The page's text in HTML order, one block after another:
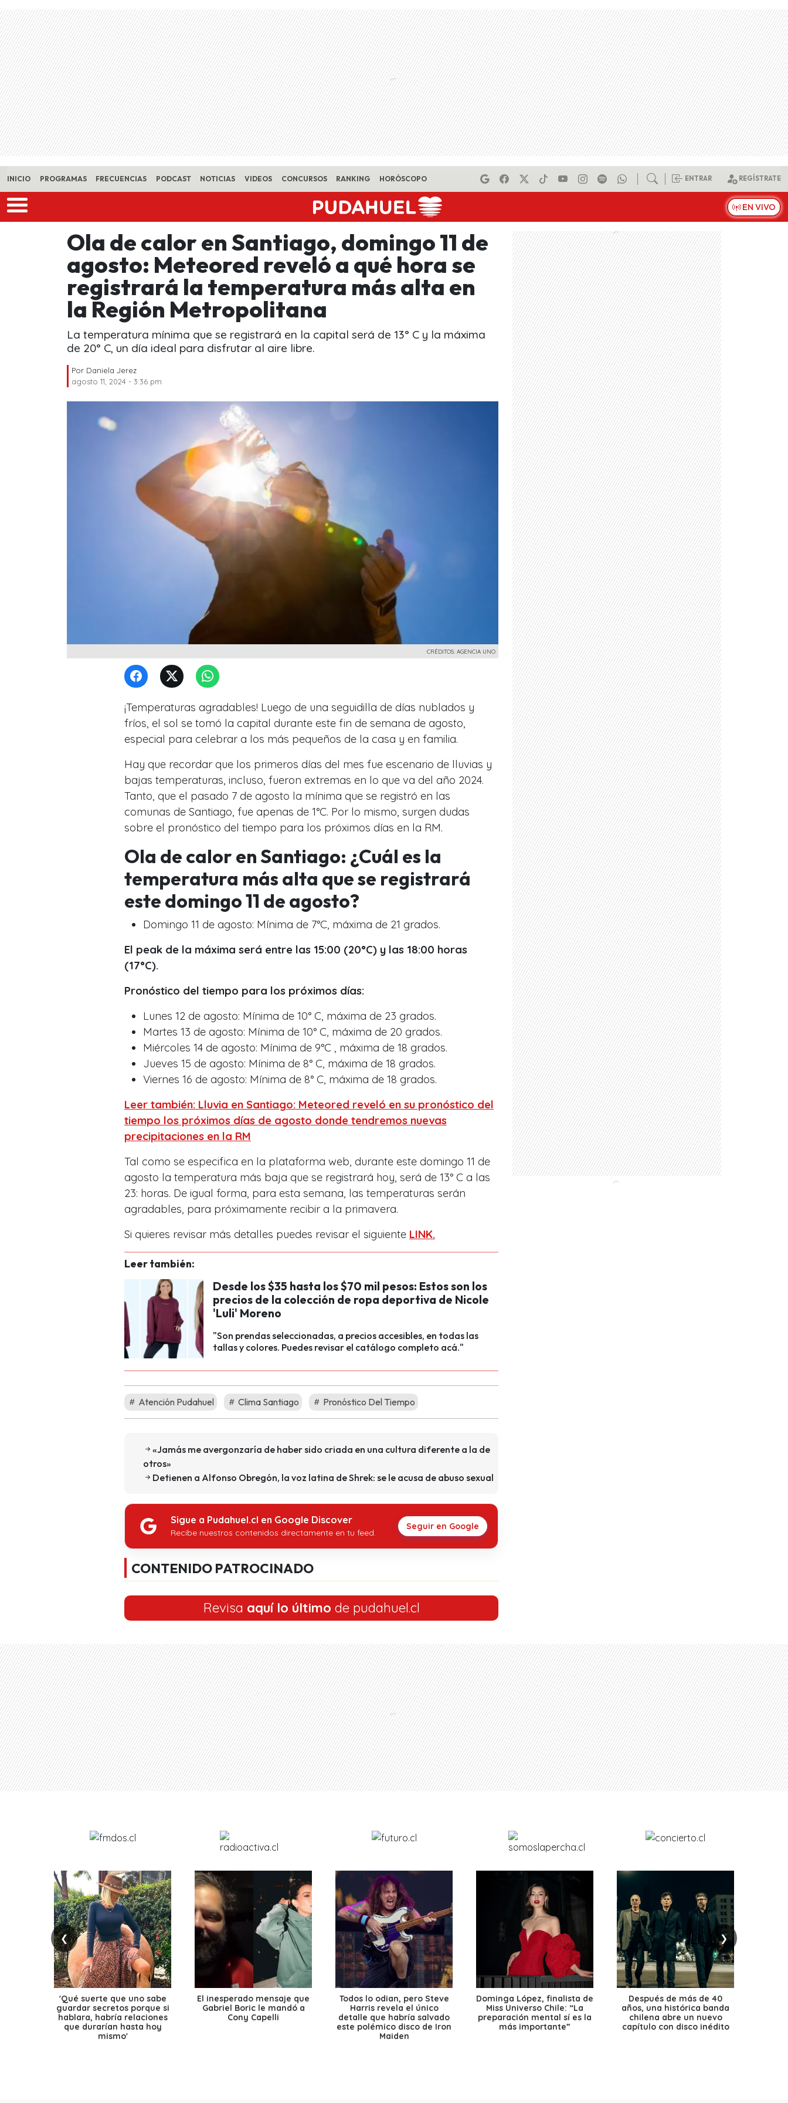
Skip to main content
INICIO PROGRAMAS FRECUENCIAS PODCAST NOTICIAS VIDEOS CONCURSOS RANKING HORÓSCOPO ENTRAR REGÍSTRATE
EN VIVO
Ola de calor en Santiago, domingo 11 de
agosto: Meteored reveló a qué hora se
registrará la temperatura más alta en
la Región Metropolitana
La temperatura mínima que se registrará en la capital será de 13° C y la máxima
de 20° C, un día ideal para disfrutar al aire libre.
Por Daniela Jerez
agosto 11, 2024 - 3:36 pm
CRÉDITOS: AGENCIA UNO
¡Temperaturas agradables! Luego de una seguidilla de días nublados y
fríos, el sol se tomó la capital durante este fin de semana de agosto,
especial para celebrar a los más pequeños de la casa y en familia.
Hay que recordar que los primeros días del mes fue escenario de lluvias y
bajas temperaturas, incluso, fueron extremas en lo que va del año 2024.
Tanto, que el pasado 7 de agosto la mínima que se registró en las
comunas de Santiago, fue apenas de 1°C. Por lo mismo, surgen dudas
sobre el pronóstico del tiempo para los próximos días en la RM.
Ola de calor en Santiago: ¿Cuál es la
temperatura más alta que se registrará
este domingo 11 de agosto?
Domingo 11 de agosto: Mínima de 7°C, máxima de 21 grados.
El peak de la máxima será entre las 15:00 (20°C) y las 18:00 horas
(17°C).
Pronóstico del tiempo para los próximos días:
Lunes 12 de agosto: Mínima de 10° C, máxima de 23 grados.
Martes 13 de agosto: Mínima de 10° C, máxima de 20 grados.
Miércoles 14 de agosto: Mínima de 9°C , máxima de 18 grados.
Jueves 15 de agosto: Mínima de 8° C, máxima de 18 grados.
Viernes 16 de agosto: Mínima de 8° C, máxima de 18 grados.
Leer también: Lluvia en Santiago: Meteored reveló en su pronóstico del
tiempo los próximos días de agosto donde tendremos nuevas
precipitaciones en la RM
Tal como se especifica en la plataforma web, durante este domingo 11 de
agosto la temperatura más baja que se registrará hoy, será de 13° C a las
23: horas. De igual forma, para esta semana, las temperaturas serán
agradables, para próximamente recibir a la primavera.
Si quieres revisar más detalles puedes revisar el siguiente LINK.
Leer también:
Desde los $35 hasta los $70 mil pesos: Estos son los
precios de la colección de ropa deportiva de Nicole
'Luli' Moreno
"Son prendas seleccionadas, a precios accesibles, en todas las
tallas y colores. Puedes revisar el catálogo completo acá."
Atención Pudahuel Clima Santiago Pronóstico Del Tiempo
«Jamás me avergonzaría de haber sido criada en una cultura diferente a la de
otros»
Detienen a Alfonso Obregón, la voz latina de Shrek: se le acusa de abuso sexual
Sigue a Pudahuel.cl en Google Discover
Recibe nuestros contenidos directamente en tu feed.
Seguir en Google
CONTENIDO PATROCINADO
Revisa aquí lo último de pudahuel.cl
❮ ❯
'Qué suerte que uno sabe
guardar secretos porque si
hablara, habría relaciones
que durarían hasta hoy
mismo'
El inesperado mensaje que
Gabriel Boric le mandó a
Cony Capelli
Todos lo odian, pero Steve
Harris revela el único
detalle que habría salvado
este polémico disco de Iron
Maiden
Dominga López, finalista de
Miss Universo Chile: “La
preparación mental sí es la
más importante”
Después de más de 40
años, una histórica banda
chilena abre un nuevo
capítulo con disco inédito